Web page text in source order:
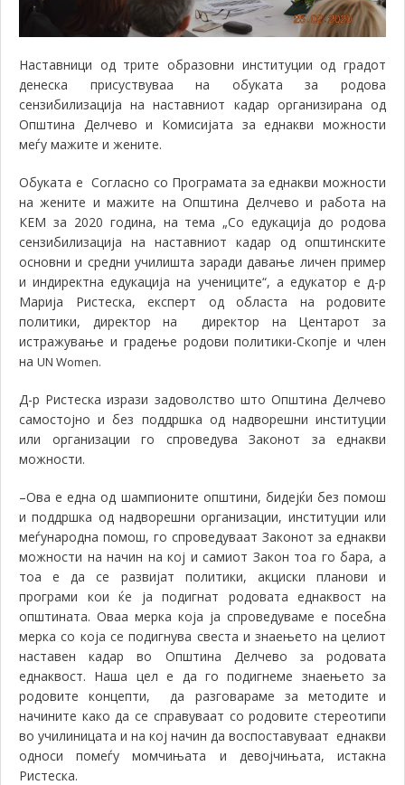
Наставници од трите образовни институции од градот
денеска присуствуваа на обуката за родова
сензибилизација на наставниот кадар организирана од
Општина Делчево и Комисијата за еднакви можности
меѓу мажите и жените.
Обуката е Согласно со Програмата за еднакви можности
на жените и мажите на Општина Делчево и работа на
КЕМ за 2020 година, на тема „Со едукација до родова
сензибилизација на наставниот кадар од општинските
основни и средни училишта заради давање личен пример
и индиректна едукација на учениците“, а едукатор е д-р
Марија Ристеска, експерт од областа на родовите
политики, директор надиректор на Центарот за
истражување и градење родови политики-Скопје и член
на UN Women.
Д-р Ристеска изрази задоволство што Општина Делчево
самостојно и без поддршка од надворешни институции
или организации го спроведува Законот за еднакви
можности.
–Ова е една од шампионите општини, бидејќи без помош
и поддршка од надворешни организации, институции или
меѓународна помош, го спроведуваат Законот за еднакви
можности на начин на кој и самиот Закон тоа го бара, а
тоа е да се развијат политики, акциски планови и
програми кои ќе ја подигнат родовата еднаквост на
општината. Оваа мерка која ја спроведуваме е посебна
мерка со која се подигнува свеста и знаењето на целиот
наставен кадар во Општина Делчево за родовата
еднаквост. Наша цел е да го подигнеме знаењето за
родовите концепти, да разговараме за методите и
начините како да се справуваат со родовите стереотипи
во училиницата и на кој начин да воспоставуваат еднакви
односи помеѓу момчињата и девојчињата, истакна
Ристеска.